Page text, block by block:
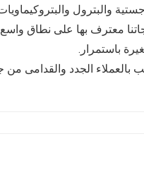
والبترول
معترف بها على نطاق
باستمرار.
بالعملاء الجدد والقدامى من